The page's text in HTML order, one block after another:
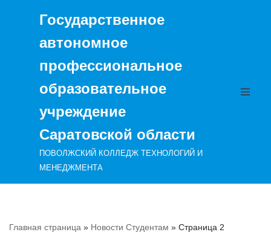
содержимому
Государственное
автономное
профессиональное
образовательное
учреждение
Саратовской области
ПОВОЛЖСКИЙ КОЛЛЕДЖ ТЕХНОЛОГИЙ И
МЕНЕДЖМЕНТА
Главная страница » Новости Студентам » Страница 2